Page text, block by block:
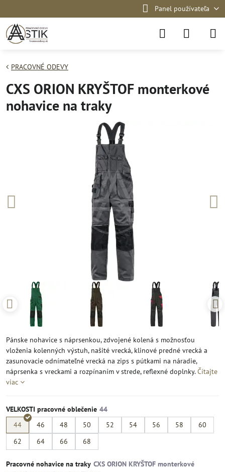
Panel používateľa
PRACOVNÉ ODEVY
CXS ORION KRYŠTOF monterkové
nohavice na traky
Pánske nohavice s náprsenkou, zdvojené kolená s možnosťou
vloženia kolenných výstuh, našité vrecká, klinové predné vrecká a
zasunovacie odnímateľné vrecká na zips s pútkami na náradie,
náprsenka s vreckami a rozpínaním v strede, reflexné doplnky.Čítajte
viac
VELKOSTI pracovné oblečenie
44
46 48 50 52 54 56 58
60
62
64 66 68
Pracovné nohavice na traky